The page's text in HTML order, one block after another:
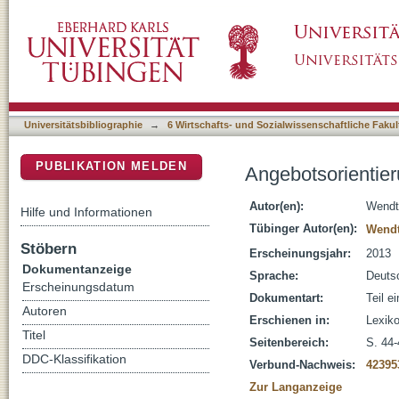
Universitätsbibliographie → 6 Wirtschafts- und Sozialwissenschaftliche
Autor(en):
Tübinger Autor(en):
Erscheinungsjahr:
2013
Sprache:
Dokumentart:
Teil
Erschienen in:
Seitenbereich:
S. 44-
Verbund-Nachweis:
Zur Langanzeige
PUBLIKATION MELDEN
Hilfe und Informationen
Stöbern
Dokumentanzeige
Erscheinungsdatum
Autoren
Titel
DDC-Klassifikation